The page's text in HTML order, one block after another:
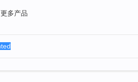
更多产品